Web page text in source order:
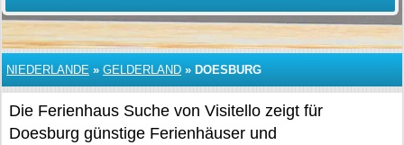
NIEDERLANDE » GELDERLAND » DOESBURG
Die Ferienhaus Suche von Visitello zeigt für
Doesburg günstige Ferienhäuser und